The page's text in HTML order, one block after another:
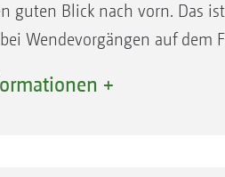
guten Blick nach vorn. Das
Wendevorgängen auf dem
empfiehlt. Zusätzlich gibt es
+